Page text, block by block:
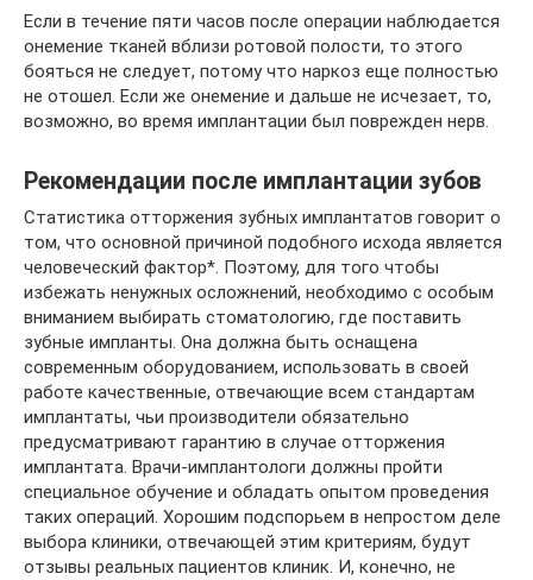
Если в течение пяти часов после операции наблюдается
онемение тканей вблизи ротовой полости, то этого
бояться не следует, потому что наркоз еще полностью
не отошел. Если же онемение и дальше не исчезает, то,
возможно, во время имплантации был поврежден нерв.
Рекомендации после имплантации зубов
Статистика отторжения зубных имплантатов говорит о
том, что основной причиной подобного исхода является
человеческий фактор*. Поэтому, для того чтобы
избежать ненужных осложнений, необходимо с особым
вниманием выбирать стоматологию, где поставить
зубные импланты. Она должна быть оснащена
современным оборудованием, использовать в своей
работе качественные, отвечающие всем стандартам
имплантаты, чьи производители обязательно
предусматривают гарантию в случае отторжения
имплантата. Врачи-имплантологи должны пройти
специальное обучение и обладать опытом проведения
таких операций. Хорошим подспорьем в непростом деле
выбора клиники, отвечающей этим критериям, будут
отзывы реальных пациентов клиник. И, конечно, не